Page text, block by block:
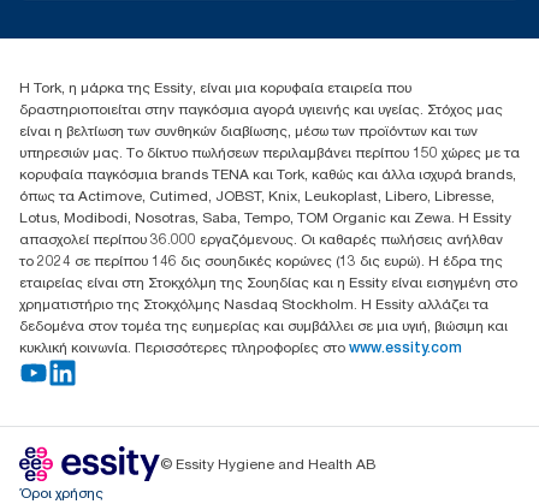
+302102705722
17th klm.National Road Athens-Lamia &2 Kalamatas
14564 N.Kifissia, Athens-Greece
Mob: +306932474930 (για Ελλάδα & Κύπρο)
Η Tork, η μάρκα της Essity, είναι μια κορυφαία εταιρεία που
δραστηριοποιείται στην παγκόσμια αγορά υγιεινής και υγείας. Στόχος μας
είναι η βελτίωση των συνθηκών διαβίωσης, μέσω των προϊόντων και των
υπηρεσιών μας. Το δίκτυο πωλήσεων περιλαμβάνει περίπου 150 χώρες με τα
κορυφαία παγκόσμια brands TENA και Tork, καθώς και άλλα ισχυρά brands,
όπως τα Actimove, Cutimed, JOBST, Knix, Leukoplast, Libero, Libresse,
Lotus, Modibodi, Nosotras, Saba, Tempo, TOM Organic και Zewa. Η Essity
απασχολεί περίπου 36.000 εργαζόμενους. Οι καθαρές πωλήσεις ανήλθαν
το 2024 σε περίπου 146 δις σουηδικές κορώνες (13 δις ευρώ). Η έδρα της
εταιρείας είναι στη Στοκχόλμη της Σουηδίας και η Essity είναι εισηγμένη στο
χρηματιστήριο της Στοκχόλμης Nasdaq Stockholm. Η Essity αλλάζει τα
δεδομένα στον τομέα της ευημερίας και συμβάλλει σε μια υγιή, βιώσιμη και
κυκλική κοινωνία. Περισσότερες πληροφορίες στο www.essity.com
© Essity Hygiene and Health AB
Όροι χρήσης